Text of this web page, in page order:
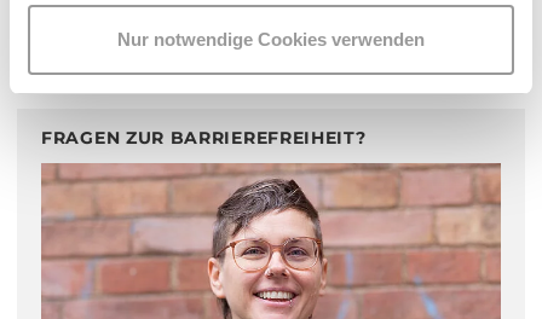
Nur notwendige Cookies verwenden
ANFAHRTSPLAN
FRAGEN ZUR BARRIEREFREIHEIT?